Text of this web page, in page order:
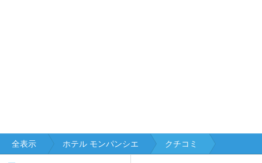
全表示 ホテル モンパンシエ クチコミ